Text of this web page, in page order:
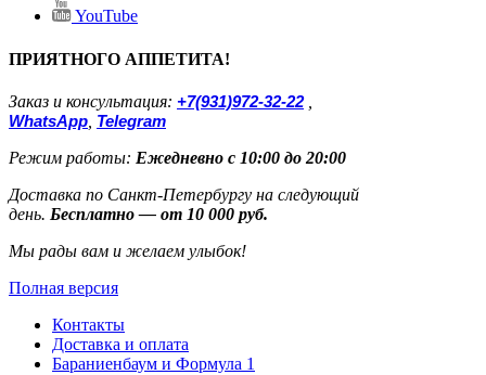
YouTube
ПРИЯТНОГО АППЕТИТА!
Заказ и консультация: +7(931)972-32-22,
WhatsApp Telegram
Режим работы: Ежедневно с 10:00 до 20:00
Доставка по Санкт-Петербургу на следующий
день. Бесплатно — от 10 000 руб.
Мы рады вам и желаем улыбок!
Полная версия
Контакты
Доставка и оплата
Бараниенбаум и Формула 1